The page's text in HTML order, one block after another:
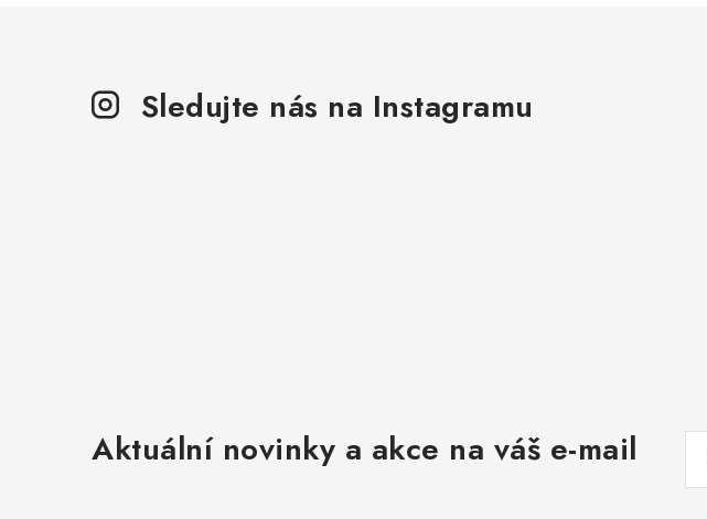
Sledujte nás na Instagramu
Aktuální novinky a akce na váš e-mail